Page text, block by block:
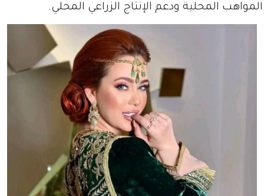
المواهب المحلية ودعم الإنتاج الزراعي المحلي.